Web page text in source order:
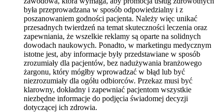
była przeprowadzana w sposób odpowiedzialny i z
poszanowaniem godności pacjenta. Należy więc unikać
przesadnych twierdzeń na temat skuteczności leczenia oraz
zapewniania, że wszelkie reklamy są oparte na solidnych
dowodach naukowych. Ponadto, w marketingu medycznym
istotne jest, aby informacje były przedstawiane w sposób
zrozumiały dla pacjentów, bez nadużywania branżowego
żargonu, który mógłby wprowadzać w błąd lub być
niezrozumiały dla ogółu odbiorców. Przekaz musi być
klarowny, dokładny i zapewniać pacjentom wszystkie
niezbędne informacje do podjęcia świadomej decyzji
dotyczącej ich zdrowia.